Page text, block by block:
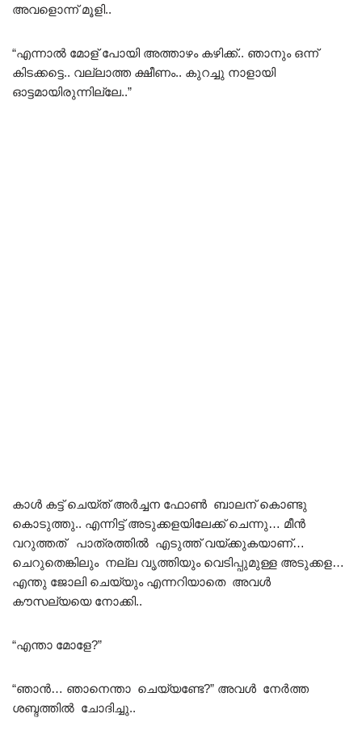
അവളൊന്ന് മൂളി..
“എന്നാൽ മോള് പോയി അത്താഴം കഴിക്ക്.. ഞാനും ഒന്ന്
കിടക്കട്ടെ.. വല്ലാത്ത ക്ഷീണം.. കുറച്ചു നാളായി
ഓട്ടമായിരുന്നില്ലേ..”
കാൾ കട്ട് ചെയ്ത് അർച്ചന ഫോൺ ബാലന് കൊണ്ടു
കൊടുത്തു.. എന്നിട്ട് അടുക്കളയിലേക്ക് ചെന്നു… മീൻ
വറുത്തത് പാത്രത്തിൽ എടുത്ത് വയ്ക്കുകയാണ്…
ചെറുതെങ്കിലും നല്ല വൃത്തിയും വെടിപ്പുമുള്ള അടുക്കള…
എന്തു ജോലി ചെയ്യും എന്നറിയാതെ അവൾ
കൗസല്യയെ നോക്കി..
“എന്താ മോളേ?”
“ഞാൻ… ഞാനെന്താ ചെയ്യണ്ടേ?” അവൾ നേർത്ത
ശബ്ദത്തിൽ ചോദിച്ചു..